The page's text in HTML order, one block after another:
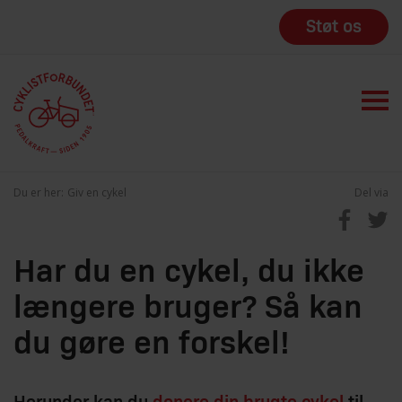
Støt os
Du er her: Giv en cykel Del via
Har du en cykel, du ikke
længere bruger? Så kan
du gøre en forskel!